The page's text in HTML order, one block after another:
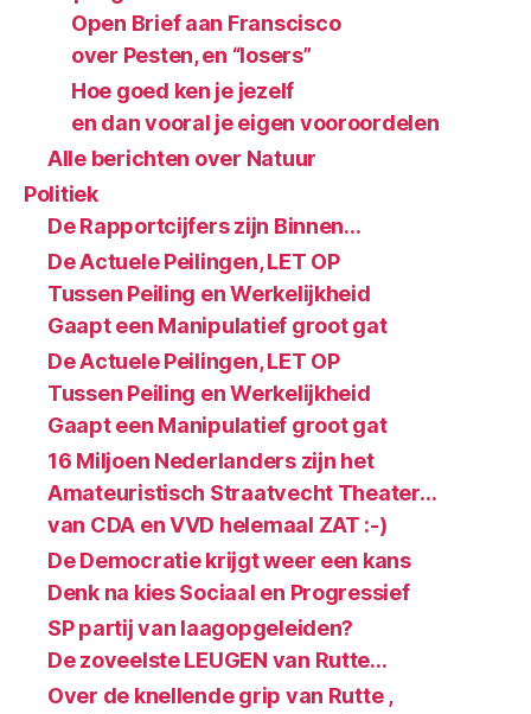
Open Brief aan Franscisco
over Pesten, en “losers”
Hoe goed ken je jezelf
en dan vooral je eigen vooroordelen
Alle berichten over Natuur
Politiek
De Rapportcijfers zijn Binnen…
De Actuele Peilingen, LET OP
Tussen Peiling en Werkelijkheid
Gaapt een Manipulatief groot gat
De Actuele Peilingen, LET OP
Tussen Peiling en Werkelijkheid
Gaapt een Manipulatief groot gat
16 Miljoen Nederlanders zijn het
Amateuristisch Straatvecht Theater…
van CDA en VVD helemaal ZAT :-)
De Democratie krijgt weer een kans
Denk na kies Sociaal en Progressief
SP partij van laagopgeleiden?
De zoveelste LEUGEN van Rutte…
Over de knellende grip van Rutte ,